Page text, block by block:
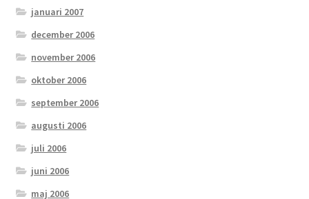
januari 2007
december 2006
november 2006
oktober 2006
september 2006
augusti 2006
juli 2006
juni 2006
maj 2006